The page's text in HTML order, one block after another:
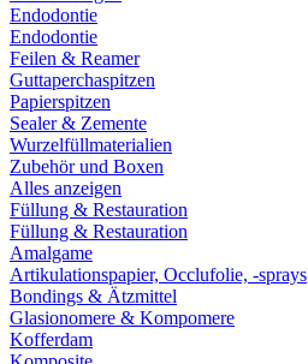
Endodontie
Endodontie
Feilen & Reamer
Guttaperchaspitzen
Papierspitzen
Sealer & Zemente
Wurzelfüllmaterialien
Zubehör und Boxen
Alles anzeigen
Füllung & Restauration
Füllung & Restauration
Amalgame
Artikulationspapier, Occlufolie, -sprays
Bondings & Ätzmittel
Glasionomere & Kompomere
Kofferdam